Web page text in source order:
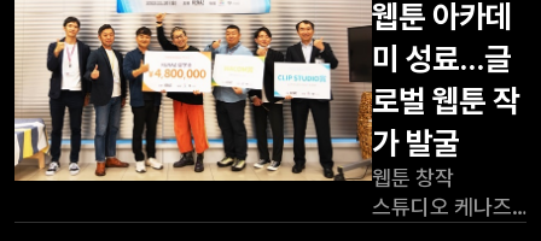
제작된 MD는 총
7종으로, 4월
29일 오후
6시부터 5월
6일까지 OFFI
"자사 IP(웹툰)의
2차 사업화
전략으로 웹툰의
영상화(드라마,
영화), 글로벌
팝업 카페 오픈,
글로벌 출판,
게임, 애니메이션
‘d북(dブック)’에서의 첫 독점 서비스를 앞두고
있다고 밝혔다. 관계자는 "양사가 공동제작 하는
웹툰 <무협지 악당에게 꽃길을>은 공라희 작가의
동명 소설을 원작으로 하며
웹툰 아카데
미 성료…글
로벌 웹툰 작
가 발굴
웹툰 창작
스튜디오 케나즈